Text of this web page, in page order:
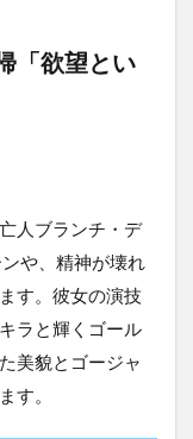
「欲望とい
人ブランチ・デ
や、精神が壊れ
す。彼女の演技
ラと輝くゴール
美貌とゴージャ
す。